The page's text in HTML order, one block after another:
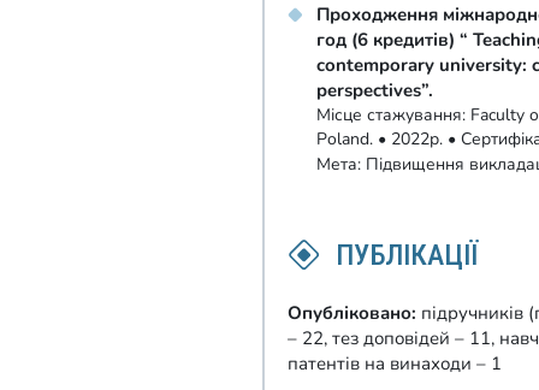
Проходження
год (6 кредитів) “
contemporary university:
perspectives”.
Місце стажування: Faculty
Poland. • 2022р. •
Мета: Підвищення
ПУБЛІКАЦІЇ
Опубліковано: підручників
– 22, тез доповідей – 11,
патентів на винаходи – 1